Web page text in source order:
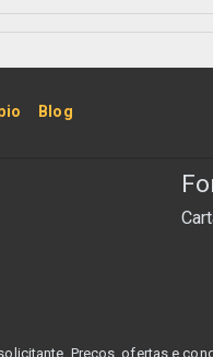
Blog
Preços, ofertas e